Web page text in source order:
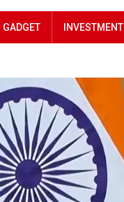
GADGET INVESTMENT